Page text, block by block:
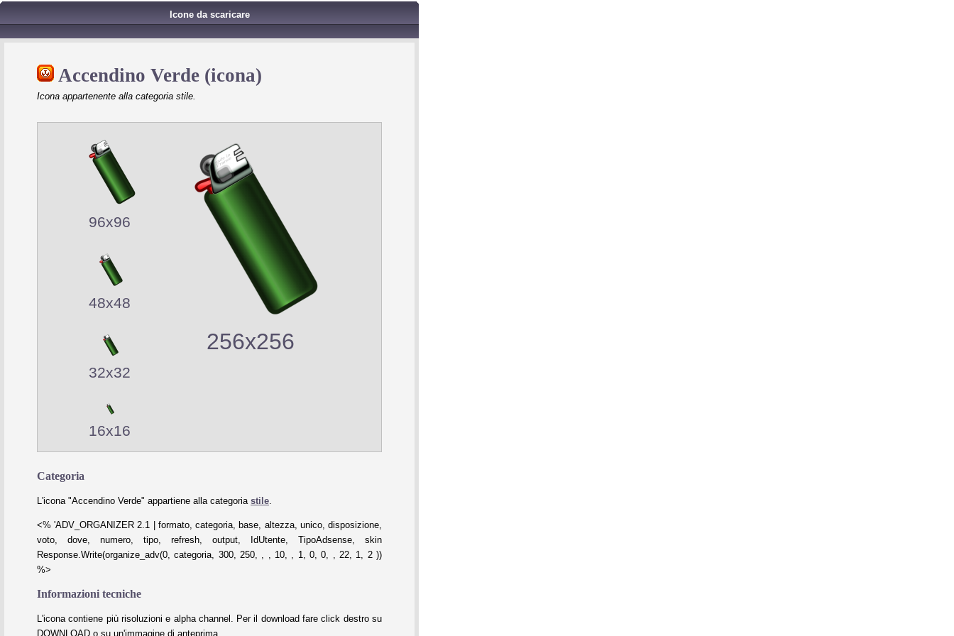
Icone da scaricare
Accendino Verde (icona)
Icona appartenente alla categoria stile.
96x96
48x48
32x32
16x16
256x256
Categoria
L'icona "Accendino Verde" appartiene alla categoria stile
<% 'ADV_ORGANIZER 2.1 | formato, categoria, base, altezza, unico, disposizione,
voto, dove, numero, tipo, refresh, output, IdUtente, TipoAdsense, skin
Response.Write(organize_adv(0, categoria, 300, 250, , , 10, , 1, 0, 0, , 22, 1, 2 ))
%>
Informazioni tecniche
L'icona contiene più risoluzioni e alpha channel. Per il download fare click destro su
DOWNLOAD o su un'immagine di anteprima.